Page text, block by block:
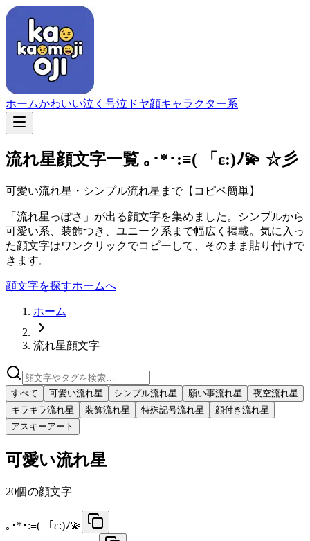
ホームかわいい泣く 号泣 ドヤ顔キャラクター系
流れ星顔文字一覧 ｡･*･:≡( 「ε:)ﾉ💫 ☆彡
可愛い流れ星・シンプル流れ星まで【コピペ簡単】
「流れ星っぽさ」が出る顔文字を集めました。シンプルから
可愛い系、装飾つき、ユニーク系まで幅広く掲載。気に入っ
た顔文字はワンクリックでコピーして、そのまま貼り付けで
きます。
顔文字を探すホームへ
ホーム
流れ星顔文字
すべて 可愛い流れ星 シンプル流れ星 願い事流れ星
夜空流れ星
キラキラ流れ星
装飾流れ星 特殊記号流れ星
顔付き流れ星
アスキーアート
可愛い流れ星
20個の顔文字
｡･*･:≡( 「ε:)ﾉ💫